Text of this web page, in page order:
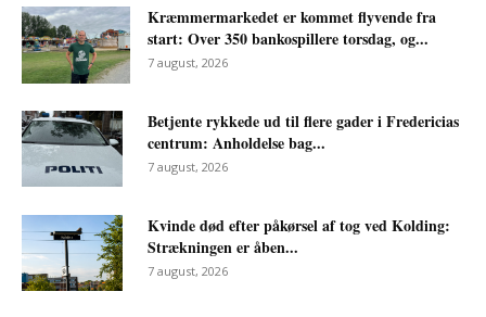
Kræmmermarkedet er kommet flyvende fra
start: Over 350 bankospillere torsdag, og...
7 august, 2026
Betjente rykkede ud til flere gader i Fredericias
centrum: Anholdelse bag...
7 august, 2026
Kvinde død efter påkørsel af tog ved Kolding:
Strækningen er åben...
7 august, 2026